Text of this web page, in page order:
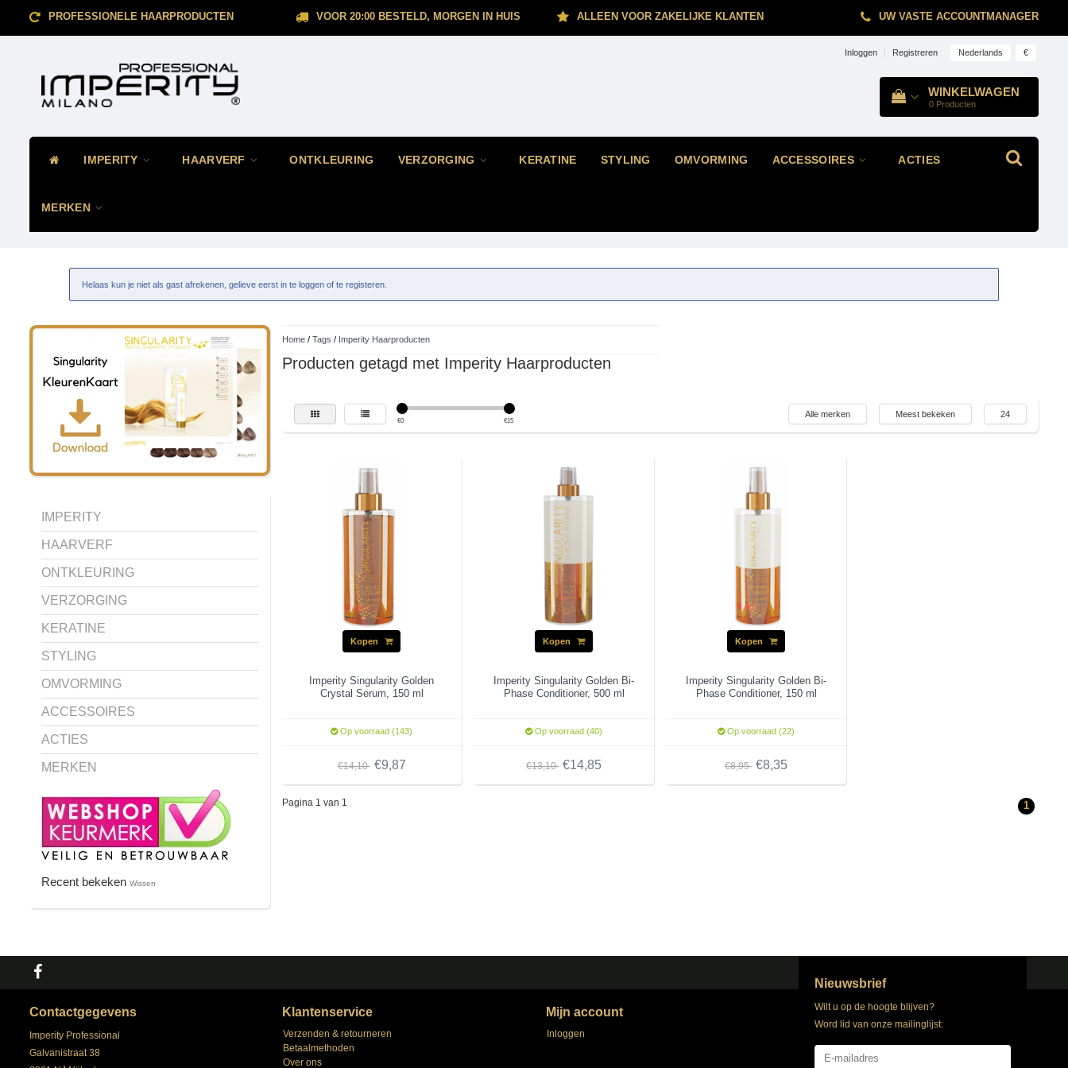
PROFESSIONELE HAARPRODUCTEN VOOR 20:00 BESTELD, MORGEN IN HUIS ALLEEN VOOR ZAKELIJKE KLANTEN UW VASTE ACCOUNTMANAGER
Inloggen | Registreren Nederlands €
WINKELWAGEN
0 Producten
IMPERITY HAARVERF ONTKLEURING VERZORGING KERATINE STYLING OMVORMING ACCESSOIRES ACTIES
MERKEN
Helaas kun je niet als gast afrekenen, gelieve eerst in te loggen of te registeren.
IMPERITY
HAARVERF
ONTKLEURING
VERZORGING
KERATINE
STYLING
OMVORMING
ACCESSOIRES
ACTIES
MERKEN
Recent bekeken Wissen
Home/ Tags / Imperity Haarproducten
Producten getagd met Imperity Haarproducten
€0 €15
Alle merken Meest bekeken 24
Kopen
Imperity Singularity Golden
Crystal Serum, 150 ml
Op voorraad (143)
€14,10 €9,87
Kopen
Imperity Singularity Golden Bi-
Phase Conditioner, 500 ml
Op voorraad (40)
€13,10 €14,85
Kopen
Imperity Singularity Golden Bi-
Phase Conditioner, 150 ml
Op voorraad (22)
€8,95 €8,35
Pagina 1 van 1 1
Contactgegevens
Imperity Professional
Galvanistraat 38
Klantenservice
Verzenden & retourneren
Betaalmethoden
Over ons
Mijn account
Inloggen
Nieuwsbrief
Wilt u op de hoogte blijven?
Word lid van onze mailinglijst: